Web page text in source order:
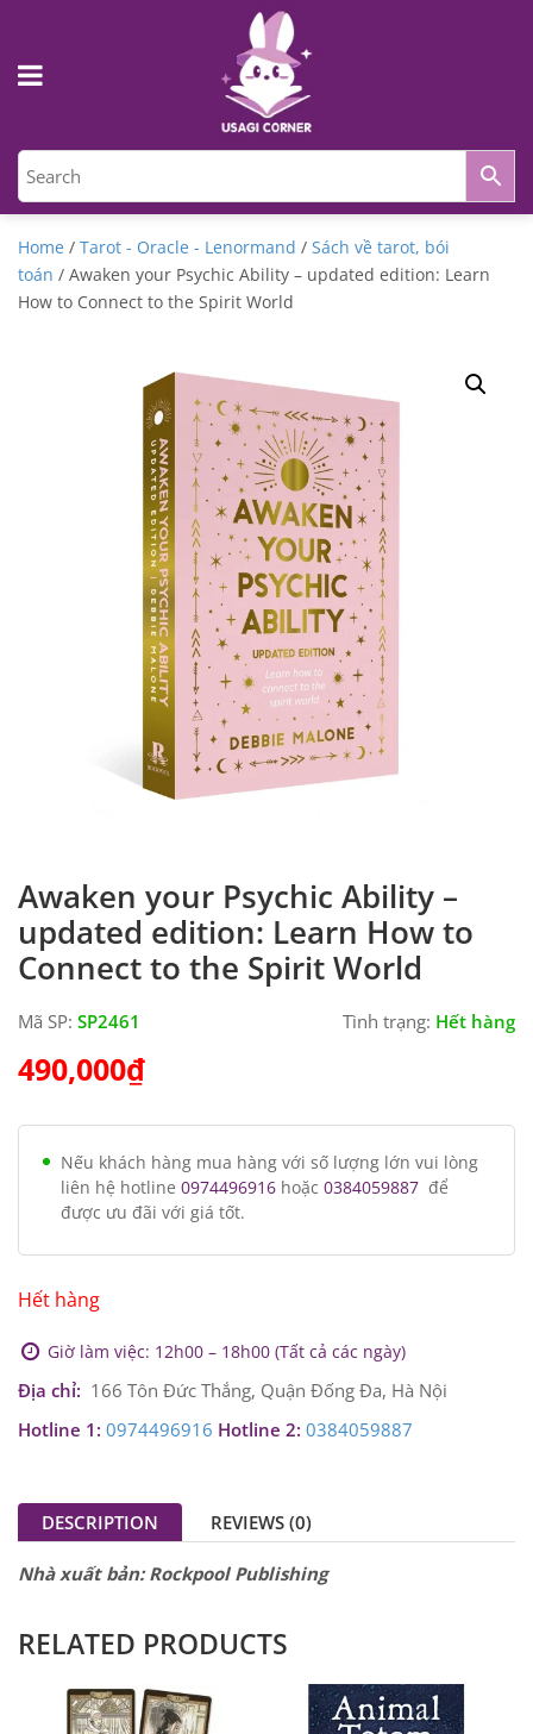
Home / Tarot - Oracle - Lenormand / Sách về tarot, bói
toán / Awaken your Psychic Ability – updated edition: Learn
How to Connect to the Spirit World
Awaken your Psychic Ability –
updated edition: Learn How to
Connect to the Spirit World
Mã SP: SP2461 Tình trạng: Hết hàng
490,000₫
Nếu khách hàng mua hàng với số lượng lớn vui lòng
liên hệ hotline 0974496916 hoặc 0384059887 để
được ưu đãi với giá tốt.
Hết hàng
Giờ làm việc: 12h00 – 18h00 (Tất cả các ngày)
Địa chỉ: 166 Tôn Đức Thắng, Quận Đống Đa, Hà Nội
Hotline 1: 0974496916 Hotline 2: 0384059887
DESCRIPTION REVIEWS (0)
Nhà xuất bản: Rockpool Publishing
RELATED PRODUCTS